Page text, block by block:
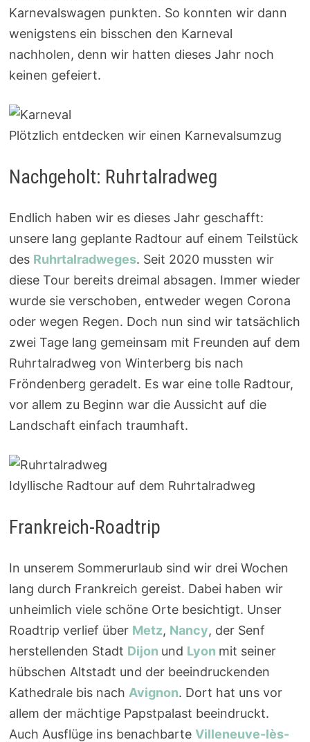
Karnevalswagen punkten. So konnten wir dann
wenigstens ein bisschen den Karneval
nachholen, denn wir hatten dieses Jahr noch
keinen gefeiert.
Plötzlich entdecken wir einen Karnevalsumzug
Nachgeholt: Ruhrtalradweg
Endlich haben wir es dieses Jahr geschafft:
unsere lang geplante Radtour auf einem Teilstück
des Ruhrtalradweges. Seit 2020 mussten wir
diese Tour bereits dreimal absagen. Immer wieder
wurde sie verschoben, entweder wegen Corona
oder wegen Regen. Doch nun sind wir tatsächlich
zwei Tage lang gemeinsam mit Freunden auf dem
Ruhrtalradweg von Winterberg bis nach
Fröndenberg geradelt. Es war eine tolle Radtour,
vor allem zu Beginn war die Aussicht auf die
Landschaft einfach traumhaft.
Idyllische Radtour auf dem Ruhrtalradweg
Frankreich-Roadtrip
In unserem Sommerurlaub sind wir drei Wochen
lang durch Frankreich gereist. Dabei haben wir
unheimlich viele schöne Orte besichtigt. Unser
Roadtrip verlief über Metz, Nancy, der Senf
herstellenden Stadt Dijon und Lyon mit seiner
hübschen Altstadt und der beeindruckenden
Kathedrale bis nach Avignon. Dort hat uns vor
allem der mächtige Papstpalast beeindruckt.
Auch Ausflüge ins benachbarteVilleneuve-lès-